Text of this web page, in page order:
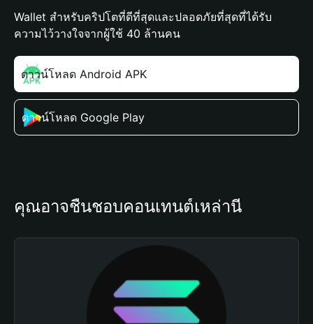
Wallet สำหรับคริปโตที่ดีที่สุดและปลอดภัยที่สุดที่ได้รับ
ความไว้วางใจจากผู้ใช้ 40 ล้านคน
ดาวน์โหลด Android APK
ดาวน์โหลด Google Play
คุณอาจชื่นชอบคอนเทนต์เหล่านี้